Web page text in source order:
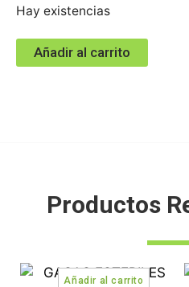
Hay existencias
Añadir al carrito
Productos